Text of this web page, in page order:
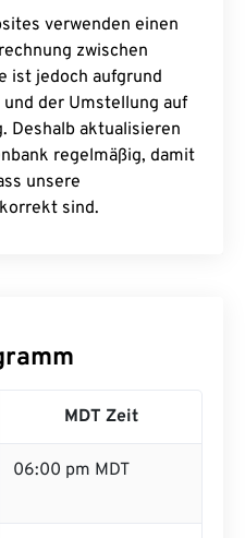
verwenden einen
zwischen
ist jedoch aufgrund
der Umstellung auf
Deshalb aktualisieren
regelmäßig, damit
unsere
sind.
MDT Zeit
06:00 pm MDT